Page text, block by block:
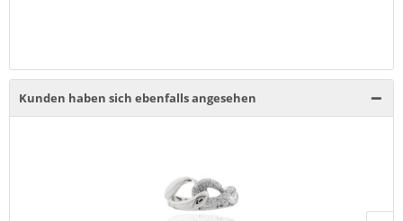
Kunden haben sich ebenfalls angesehen